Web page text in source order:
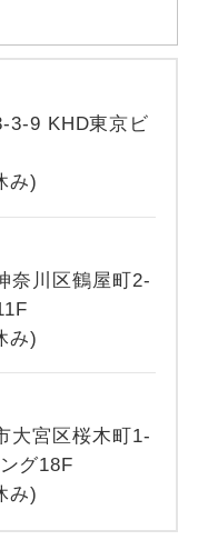
3-9 KHD東京ビ
み)
奈川区鶴屋町2-
み)
大宮区桜木町1-
グ18F
み)